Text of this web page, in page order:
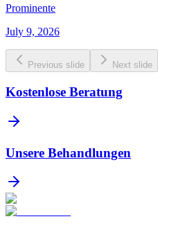
Prominente
July 9, 2026
Previous slide Next slide
Kostenlose Beratung
Unsere Behandlungen